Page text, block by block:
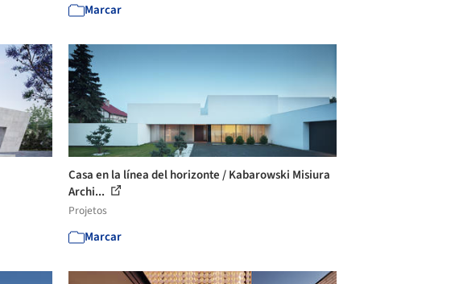
Marcar
Casa en la línea del horizonte / Kabarowski Misiura
Archi...
Projetos
Marcar